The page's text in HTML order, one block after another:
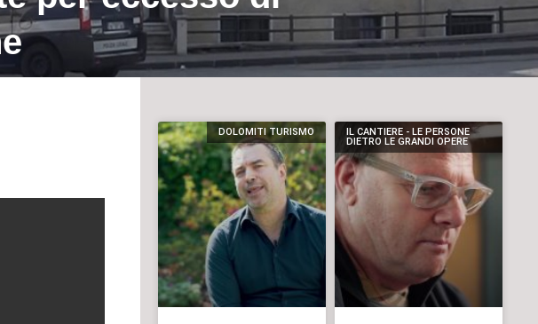
DOLOMITI TURISMO
IL CANTIERE - LE PERSONE
DIETRO LE GRANDI OPERE